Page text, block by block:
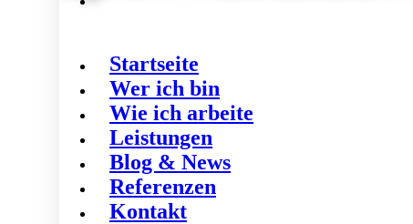
Startseite
Wer ich bin
Wie ich arbeite
Leistungen
Blog & News
Referenzen
Kontakt